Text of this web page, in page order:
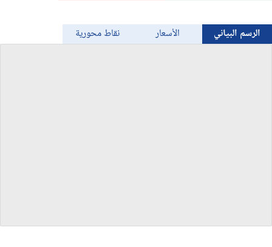
Bitcoin/USD
الرسم البياني الأسعار نقاط محورية